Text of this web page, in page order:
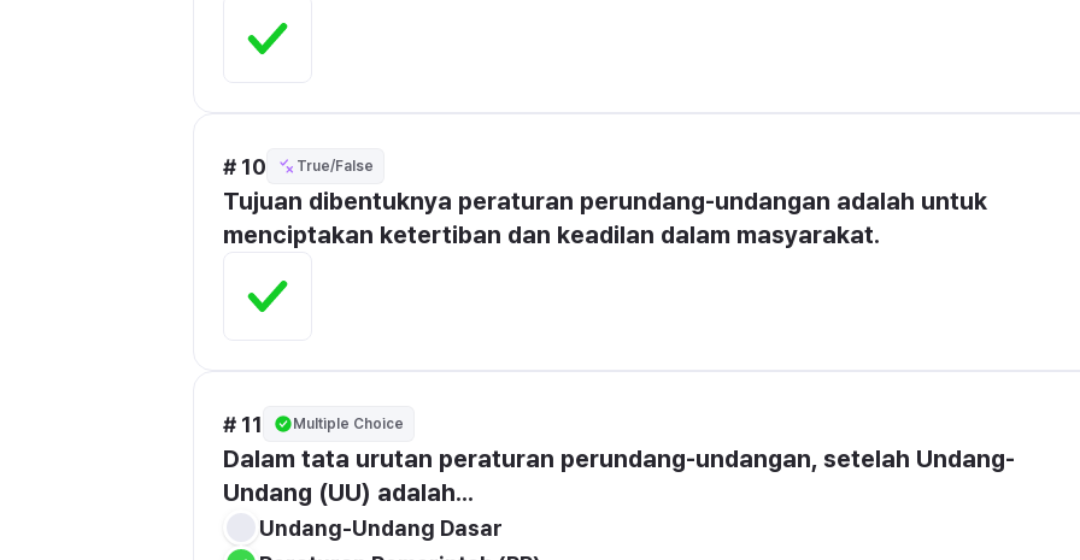
# 10 True/False
Tujuan dibentuknya peraturan perundang-undangan adalah untuk
menciptakan ketertiban dan keadilan dalam masyarakat.
# 11 Multiple Choice
Dalam tata urutan peraturan perundang-undangan, setelah Undang-
Undang (UU) adalah...
Undang-Undang Dasar